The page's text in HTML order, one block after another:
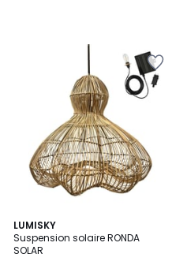
LUMISKY
Suspension solaire RONDA
SOLAR